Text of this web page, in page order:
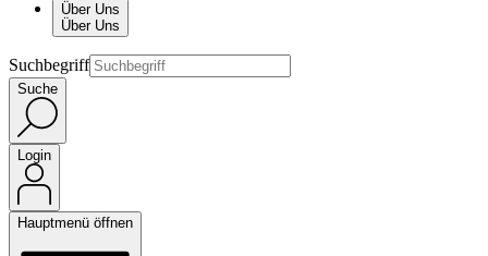
Über Uns
Über Uns
Suchbegriff
Suche
Login
Hauptmenü öffnen